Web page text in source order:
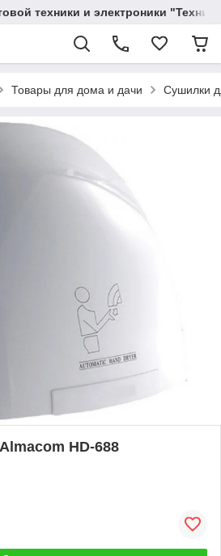
техники и электроники
Товары для дома и дачи Сушилки
HD-688